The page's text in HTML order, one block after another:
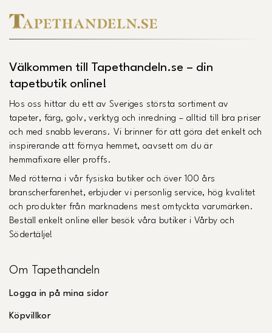
Välkommen till Tapethandeln.se – din
tapetbutik online!
Hos oss hittar du ett av Sveriges största sortiment av
tapeter, färg, golv, verktyg och inredning – alltid till bra priser
och med snabb leverans. Vi brinner för att göra det enkelt och
inspirerande att förnya hemmet, oavsett om du är
hemmafixare eller proffs.
Med rötterna i vår fysiska butiker och över 100 års
branscherfarenhet, erbjuder vi personlig service, hög kvalitet
och produkter från marknadens mest omtyckta varumärken.
Beställ enkelt online eller besök våra butiker i Vårby och
Södertälje!
Om Tapethandeln
Logga in på mina sidor
Köpvillkor